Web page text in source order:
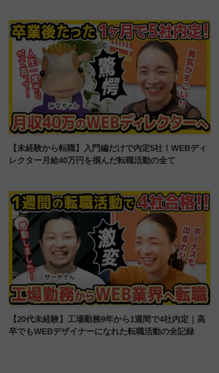
【未経験から転職】入門編だけで内定5社！WEBディ
レクター月給40万円を掴んだ転職活動の全て
【20代未経験】工場勤務9年から1週間で4社内定｜高
卒でもWEBデザイナーになれた転職活動の全記録